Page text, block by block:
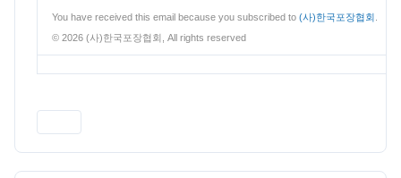
You have received this email because you subscribed to (사)한국포장협회
© 2026 (사)한국포장협회, All rights reserved